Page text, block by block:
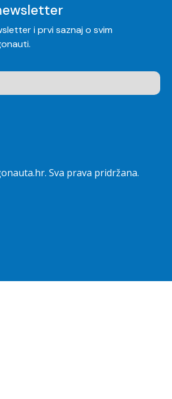
i prvi saznaj o svim
Sva prava pridržana.